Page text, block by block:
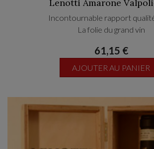
Lenotti Amarone
Incontournable rapport
La folie du grand vin
61,15 €
AJOUTER AU PANIER